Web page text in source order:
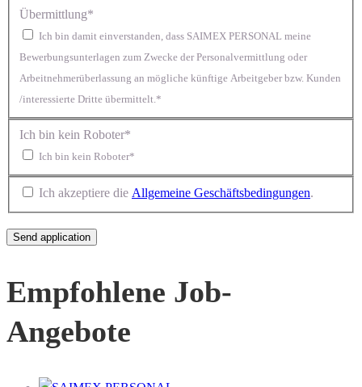
Übermittlung*
Ich bin damit einverstanden, dass SAIMEX PERSONAL meine
Bewerbungsunterlagen zum Zwecke der Personalvermittlung oder
Arbeitnehmerüberlassung an mögliche künftige Arbeitgeber bzw. Kunden
/interessierte Dritte übermittelt.*
Ich bin kein Roboter*
Ich bin kein Roboter*
Ich akzeptiere die Allgemeine Geschäftsbedingungen.
Empfohlene Job-
Angebote